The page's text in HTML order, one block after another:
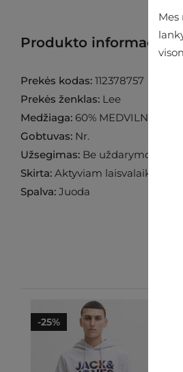
Produkto informacija
Prekės kodas: 112378757
Prekės ženklas: Lee
Medžiaga: 60% MEDVILNĖ 40%
Gobtuvas: Nr.
Užsegimas: Be uždarymo
Skirta: Aktyviam laisvalaikiui
Spalva: Juoda
-25%